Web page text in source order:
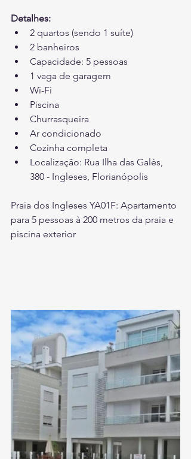
Detalhes:
2 quartos (sendo 1 suíte)
2 banheiros
Capacidade: 5 pessoas
1 vaga de garagem
Wi-Fi
Piscina
Churrasqueira
Ar condicionado
Cozinha completa
Localização: Rua Ilha das Galés,
380 - Ingleses, Florianópolis
Praia dos Ingleses YA01F: Apartamento
para 5 pessoas à 200 metros da praia e
piscina exterior